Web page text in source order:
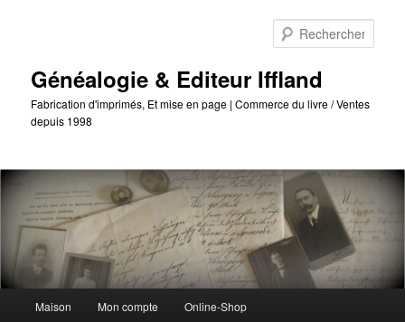
Généalogie & Editeur Iffland
Fabrication d'imprimés, Et mise en page | Commerce du livre / Ventes
depuis 1998
Maison Mon compte Online-Shop